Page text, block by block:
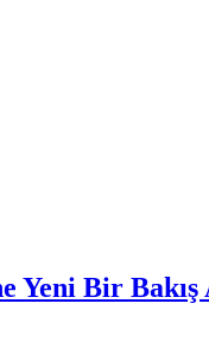
Bir Bakış